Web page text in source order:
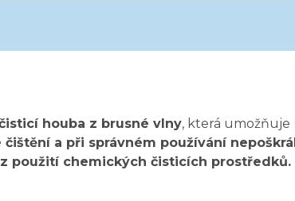
houba z brusné vlny, která umožňuje
čištění a při správném používání
použití chemických čisticích prostředků.